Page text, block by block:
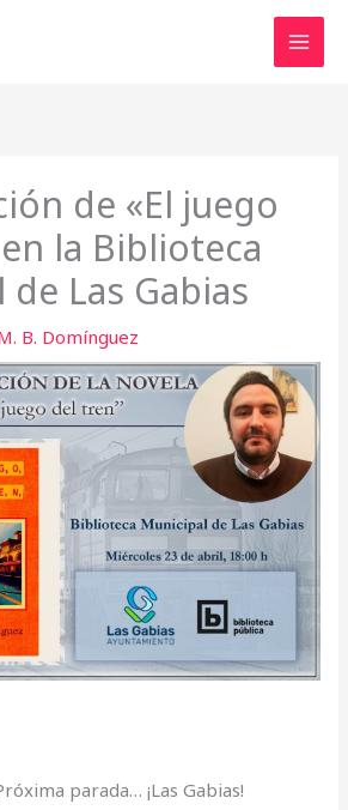
de «El juego
la Biblioteca
Las Gabias
B. Domínguez
parada… ¡Las Gabias!